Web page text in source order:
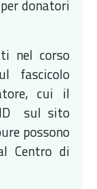
donatori
nel corso
fascicolo
cui il
sul sito
possono
Centro di